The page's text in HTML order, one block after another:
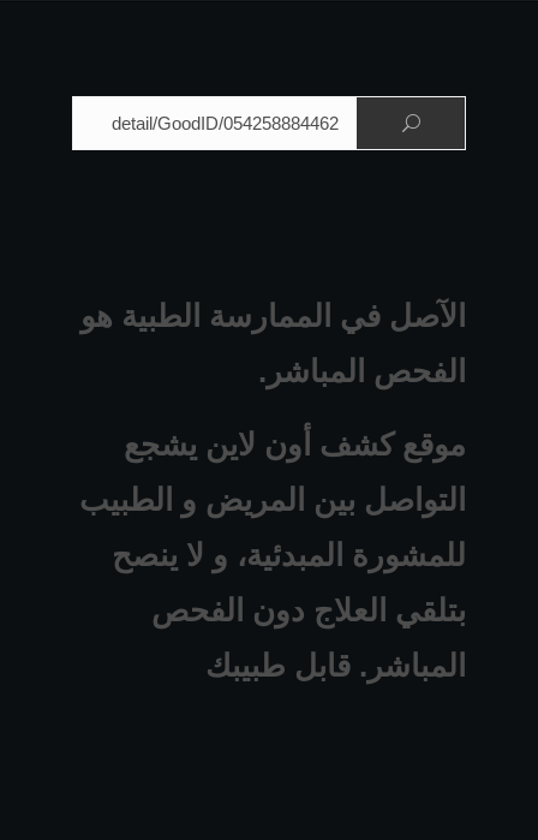
الآصل في الممارسة الطبية هو
الفحص المباشر.
موقع كشف أون لاين يشجع
التواصل بين المريض و الطبيب
للمشورة المبدئية، و لا ينصح
بتلقي العلاج دون الفحص
المباشر. قابل طبيبك